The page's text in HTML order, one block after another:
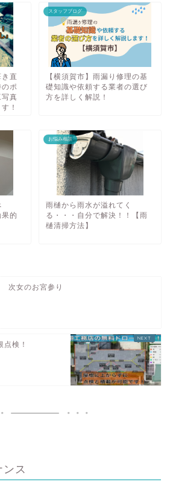
直
ポ
真
！
スタッフブログ
【横須賀市】雨漏り修理の基
礎知識や依頼する業者の選び
方を詳しく解説！
的
お悩み相談
雨樋から雨水が溢れてく
る・・・自分で解決！！【雨
樋清掃方法】
次女のお宮参り
検！
ンス